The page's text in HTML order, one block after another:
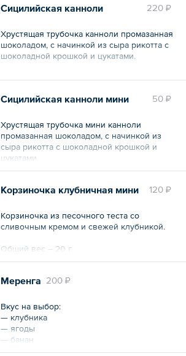
220 ₽
Сицилийская канноли
Хрустящая трубочка канноли промазанная
шоколадом, с начинкой из сыра рикотта с
шоколадной крошкой и цукатами.
Общий вес – 70 г
50 ₽
Сицилийская канноли мини
Хрустящая трубочка мини канноли
промазанная шоколадом, с начинкой из
сыра рикотта с шоколадной крошкой и
цукатами.
120 ₽
Корзиночка клубничная мини
Корзиночка из песочного теста со
сливочным кремом и свежей клубникой.
Общий вес – 20 г
200 ₽
Меренга
Вкус на выбор:
— клубника
— ягоды
— банан
— капучино